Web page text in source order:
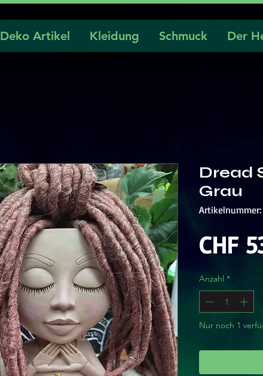
Deko Artikel Kleidung Schmuck Der
Dread
Grau
CHF
Anzahl *
Nur noch 1